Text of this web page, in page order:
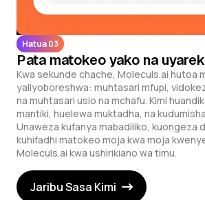
Hatua 03
Pata matokeo yako na
Kwa sekunde chache, Moleculs.ai hutoa
yaliyoboreshwa: muhtasari mfupi,
na muhtasari usio na mchafu. Kimi
mantiki, huelewa muktadha, na
Unaweza kufanya mabadiliko, kuongeza
kuhifadhi matokeo moja kwa moja
Moleculs.ai kwa ushirikiano wa timu.
Jaribu Sasa Kimi